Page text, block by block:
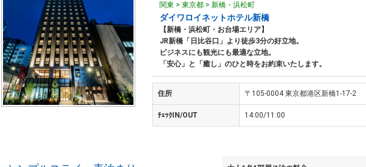
関東 > 東京都 > 新橋・浜松町
ダイワロイネットホテル新橋
【新橋・浜松町・お台場エリア】
JR新橋「日比谷口」より徒歩3分の好立地。
ビジネスにも観光にも最適な立地。
「安心」と「癒し」のひと時をお約束いたします。
住所 〒105-0004 東京都港区新橋1-17-2
ﾁｪｯｸIN/OUT 14:00/11:00